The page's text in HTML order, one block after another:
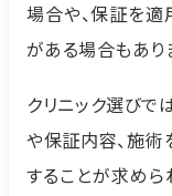
場合や、保証を
がある場合もあり
クリニック選びで
や保証内容、施
することが求めら